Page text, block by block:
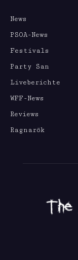
News
PSOA-News
Festivals
Party San
Liveberichte
WFF-News
Reviews
Ragnarök